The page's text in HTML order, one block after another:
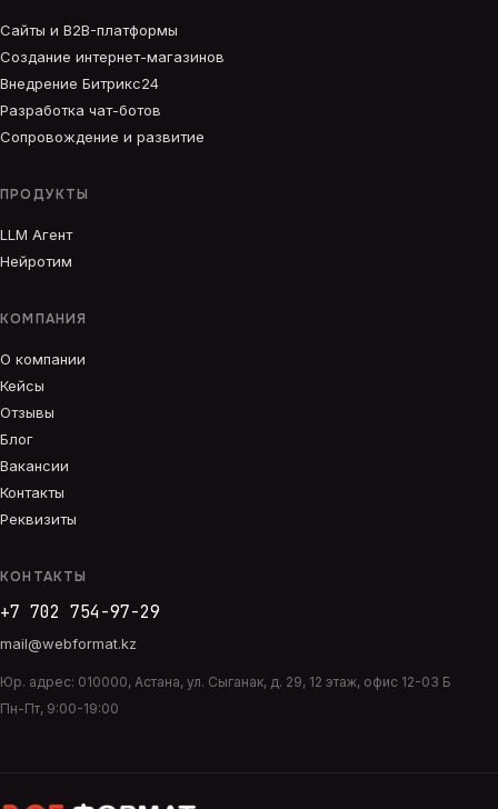
Сайты и B2B-платформы
Создание интернет-магазинов
Внедрение Битрикс24
Разработка чат-ботов
Сопровождение и развитие
ПРОДУКТЫ
LLM Агент
Нейротим
КОМПАНИЯ
О компании
Кейсы
Отзывы
Блог
Вакансии
Контакты
Реквизиты
КОНТАКТЫ
+7 702 754-97-29
mail@webformat.kz
Юр. адрес: 010000, Астана, ул. Сыганак, д. 29, 12 этаж, офис 12-03 Б
Пн-Пт, 9:00-19:00